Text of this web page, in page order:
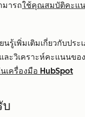
มารถใช้คุณสมบัติคะแน
นรู้เพิ่มเติมเกี่ยวกับป
ละวิเคราะห์คะแนนข
เครื่องมือ HubSpot
บ